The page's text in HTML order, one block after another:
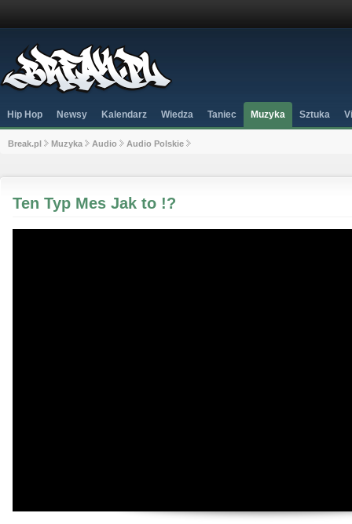
Hip Hop Newsy Kalendarz Wiedza Taniec Muzyka Sztuka
Break.pl Muzyka Audio Audio Polskie
Ten Typ Mes Jak to !?